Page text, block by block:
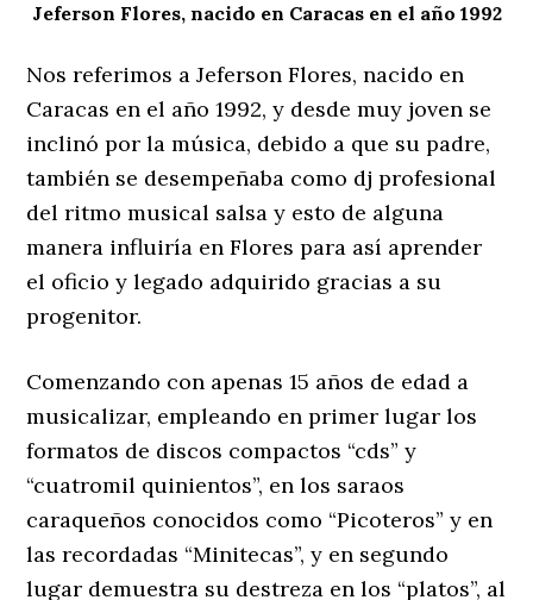
Jeferson Flores, nacido en Caracas en el año 1992
Nos referimos a Jeferson Flores, nacido en
Caracas en el año 1992, y desde muy joven se
inclinó por la música, debido a que su padre,
también se desempeñaba como dj profesional
del ritmo musical salsa y esto de alguna
manera influiría en Flores para así aprender
el oficio y legado adquirido gracias a su
progenitor.
Comenzando con apenas 15 años de edad a
musicalizar, empleando en primer lugar los
formatos de discos compactos “cds” y
“cuatromil quinientos”, en los saraos
caraqueños conocidos como “Picoteros” y en
las recordadas “Minitecas”, y en segundo
lugar demuestra su destreza en los “platos”, al